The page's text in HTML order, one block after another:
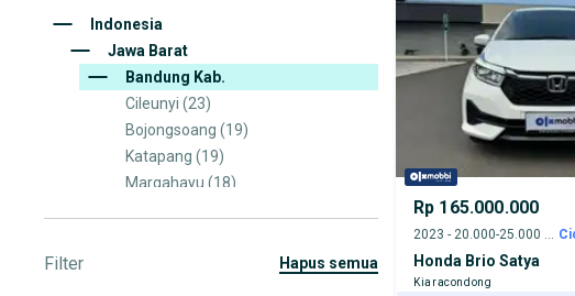
Indonesia
Jawa Barat
Bandung Kab.
Cileunyi (23)
Bojongsoang (19)
Katapang (19)
Margahayu (18)
Filter hapus semua
Rp 165.000.000
2023 - 20.000-25.000 km
Honda Brio Satya
Kiaracondong